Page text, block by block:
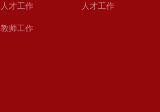
人才工作
教师工作
人才工作